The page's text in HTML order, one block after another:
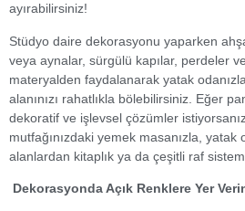
ayırabilirsiniz!
Stüdyo daire dekorasyonu yaparken
veya aynalar, sürgülü kapılar, perdeler
materyalden faydalanarak yatak
alanınızı rahatlıkla bölebilirsiniz. Eğer
dekoratif ve işlevsel çözümler
mutfağınızdaki yemek masanızla, yatak
alanlardan kitaplık ya da çeşitli raf
Dekorasyonda Açık Renklere Yer